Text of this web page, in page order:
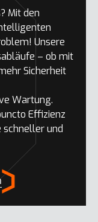
Mit den
Unsere
– ob mit
Sicherheit
Wartung.
Effizienz
schneller und